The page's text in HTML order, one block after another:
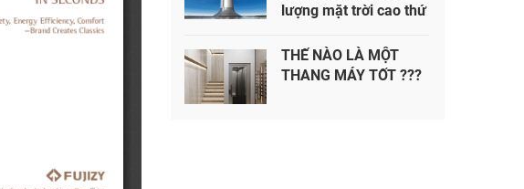
lượng mặt trời cao thứ
THẾ NÀO LÀ MỘT
THANG MÁY TỐT ???